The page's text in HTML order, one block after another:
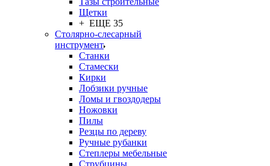
Щетки
+ ЕЩЕ 35
Столярно-слесарный
инструмент
Станки
Стамески
Кирки
Лобзики ручные
Ломы и гвоздодеры
Ножовки
Пилы
Резцы по дереву
Ручные рубанки
Степлеры мебельные
Струбцины